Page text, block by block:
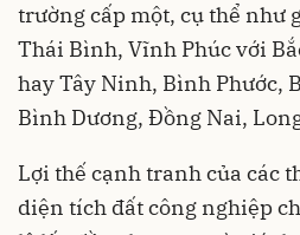
trường cấp một, cụ thể như
Thái Bình, Vĩnh Phúc với
hay Tây Ninh, Bình Phước,
Bình Dương, Đồng Nai,
Lợi thế cạnh tranh của các
diện tích đất công nghiệp